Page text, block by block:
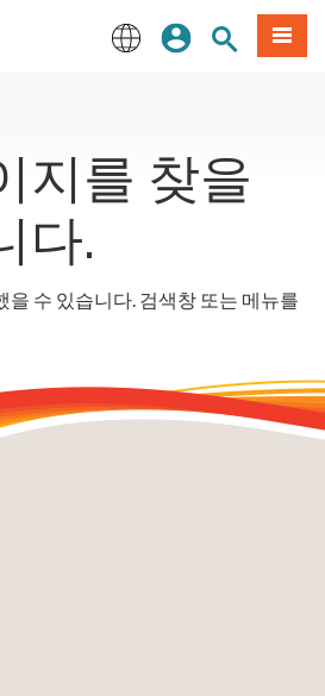
로그인사이트 검색
메뉴
지를 찾을
다.
을 수 있습니다. 검색창 또는 메뉴를